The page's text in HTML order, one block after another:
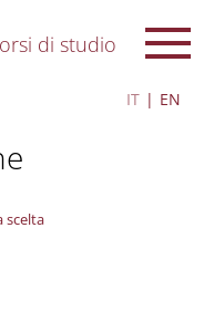
di studio
IT EN
scelta